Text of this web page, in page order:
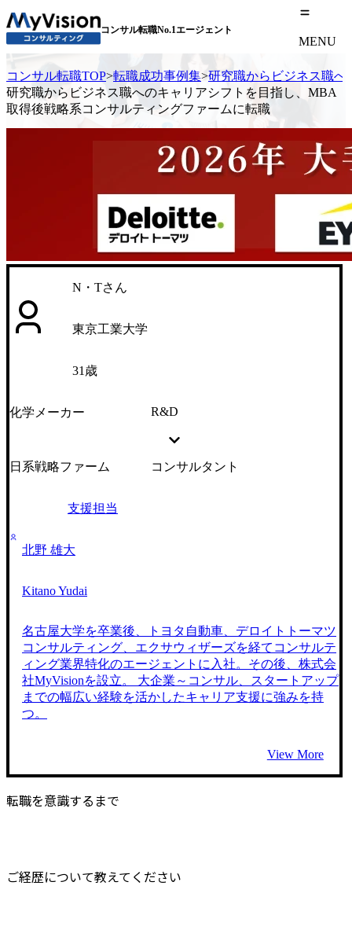
コンサル転職No.1エージェント
MENU
コンサル転職TOP>転職成功事例集>研究職からビジネス職
研究職からビジネス職へのキャリアシフトを目指し、MBA
取得後戦略系コンサルティングファームに転職
N・Tさん
東京工業大学
31歳
化学メーカー R&D
日系戦略ファーム コンサルタント
支援担当
北野 雄大
Kitano Yudai
名古屋大学を卒業後、トヨタ自動車、デロイトトーマツ
コンサルティング、エクサウィザーズを経てコンサルテ
ィング業界特化のエージェントに入社。その後、株式会
社MyVisionを設立。 大企業～コンサル、スタートアップ
までの幅広い経験を活かしたキャリア支援に強みを持
つ。
View More
転職を意識するまで
ご経歴について教えてください